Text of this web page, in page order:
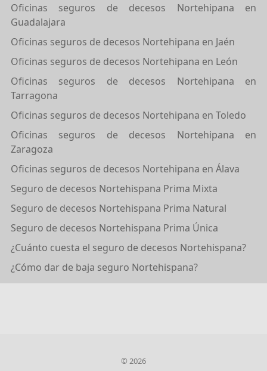
Oficinas seguros de decesos Nortehipana en
Guadalajara
Oficinas seguros de decesos Nortehipana en Jaén
Oficinas seguros de decesos Nortehipana en León
Oficinas seguros de decesos Nortehipana en
Tarragona
Oficinas seguros de decesos Nortehipana en Toledo
Oficinas seguros de decesos Nortehipana en
Zaragoza
Oficinas seguros de decesos Nortehipana en Álava
Seguro de decesos Nortehispana Prima Mixta
Seguro de decesos Nortehispana Prima Natural
Seguro de decesos Nortehispana Prima Única
¿Cuánto cuesta el seguro de decesos Nortehispana?
¿Cómo dar de baja seguro Nortehispana?
© 2026